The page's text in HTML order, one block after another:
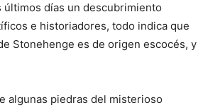
días un descubrimiento
e historiadores, todo indica que
Stonehenge es de origen escocés, y
algunas piedras del misterioso